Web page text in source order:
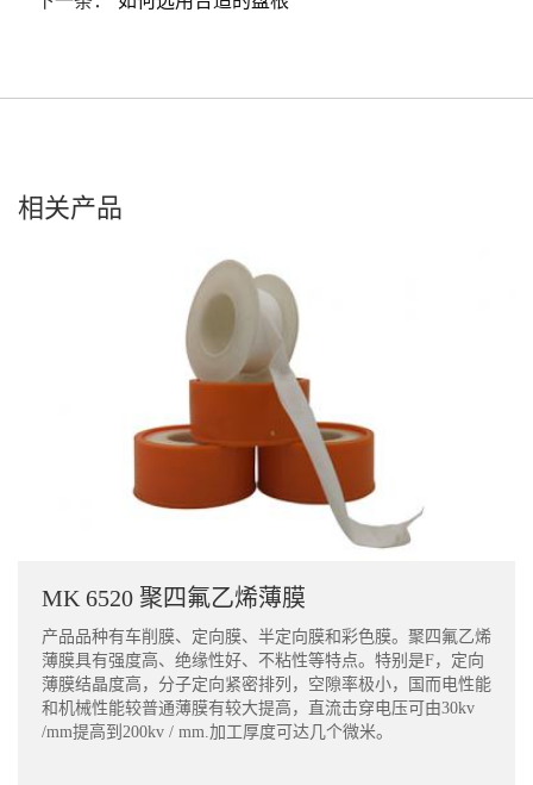
相关产品
MK 6520 聚四氟乙烯薄膜
产品品种有车削膜、定向膜、半定向膜和彩色膜。聚四氟乙烯
薄膜具有强度高、绝缘性好、不粘性等特点。特别是F，定向
薄膜结晶度高，分子定向紧密排列，空隙率极小，国而电性能
和机械性能较普通薄膜有较大提高，直流击穿电压可由30kv
/mm提高到200kv / mm.加工厚度可达几个微米。